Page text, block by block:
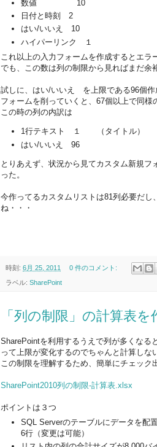
数値 10
日付と時刻 2
はい/いいえ 10
ハイパーリンク １
これ以上の入力フォームを作成するとエラ
でも、この数は列の制限から見ればまだ余
試しに、はい/いいえ を上限である96個作
フォームを削っていくと、67個以上で同様
この時の列の内訳は
1行テキスト １ （タイトル）
はい/いいえ 96
とりあえず、状況から見てカスタム新規
った。
今作ってるカスタムリストは81列必要だ
ね・・・
時刻: 6月 25, 2011 0 件のコメント:
ラベル: SharePoint
「列の制限」の計算表を
SharePointを利用するうえで列が多くなる
って上限が変化するのでちゃんと計算しな
この制限を理解するため、簡単にチェック
SharePoint2010列の制限-計算表.xlsx
ポイントは３つ
SQL Serverのテーブルにデータを配
6行（変更は可能）